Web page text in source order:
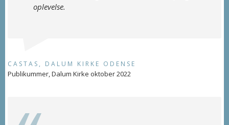
oplevelse.
CASTAS, DALUM KIRKE ODENSE
Publikummer, Dalum Kirke oktober 2022